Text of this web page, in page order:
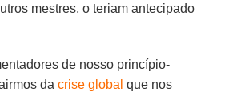
mestres, o teriam antecipado
de nosso princípio-
dacrise global que nos